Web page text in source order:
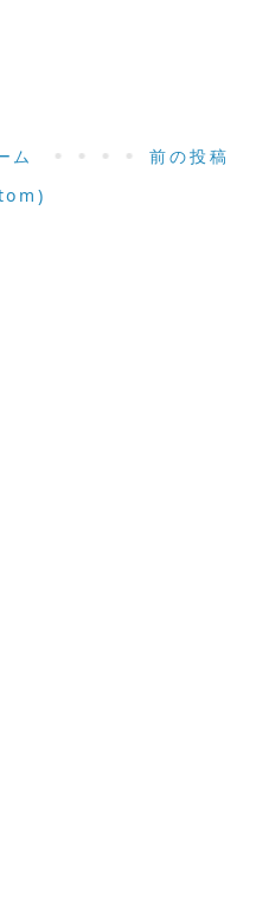
前の投稿
ム